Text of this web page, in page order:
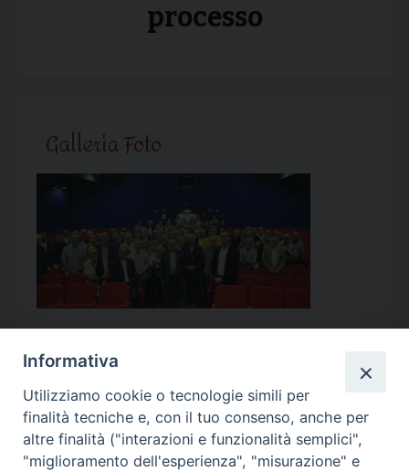
processo
Galleria Foto
Calendario Appuntamenti
<< Ago 2026 >>
Informativa
Utilizziamo cookie o tecnologie simili per
finalità tecniche e, con il tuo consenso, anche per
altre finalità ("interazioni e funzionalità semplici",
"miglioramento dell'esperienza", "misurazione" e